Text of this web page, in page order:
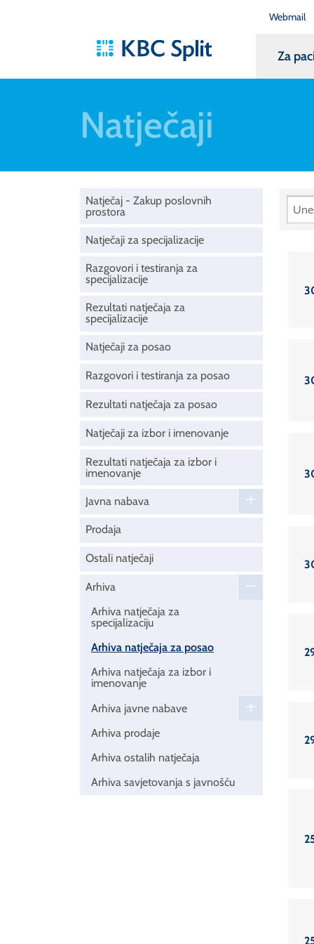
Webmail
Za
Natječaji
Natječaj - Zakup poslovnih
prostora
Natječaji za specijalizacije
Razgovori i testiranja za
specijalizacije
Rezultati natječaja za
specijalizacije
Natječaji za posao
Razgovori i testiranja za posao
Rezultati natječaja za posao
Natječaji za izbor i imenovanje
Rezultati natječaja za izbor i
imenovanje
Javna nabava
Prodaja
Ostali natječaji
Arhiva
Arhiva natječaja za
specijalizaciju
Arhiva natječaja za posao
Arhiva natječaja za izbor i
imenovanje
Arhiva javne nabave
Arhiva prodaje
Arhiva ostalih natječaja
Arhiva savjetovanja s javnošću